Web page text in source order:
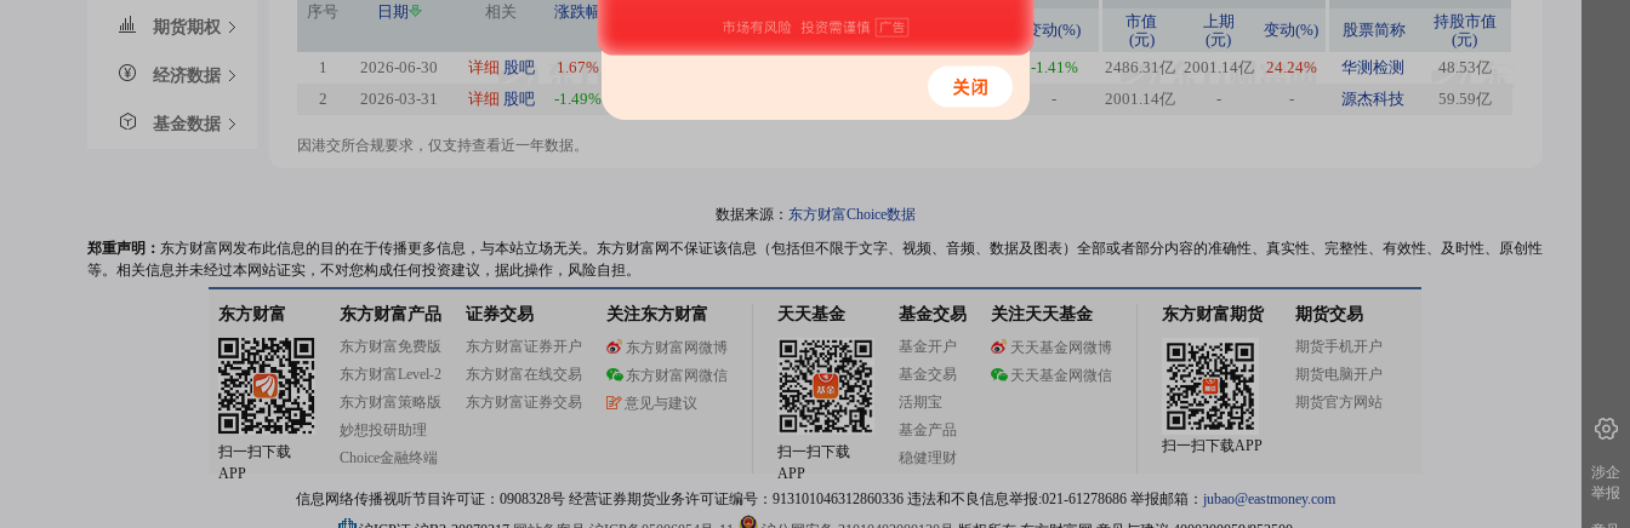
期货期权
经济数据
基金数据
序号 日期 相关 涨跌幅
上期(股) 变动(%) 本期(家) 变动(%)
市值
(元)
上期
(元)
变动(%) 股票简称
持股市值
(元)
1
2026-06-30 详细 股吧 1.67% 995 -1.41% 2486.31亿 2001.14亿 24.24% 华测检测
48.53亿
2
2026-03-31 详细 股吧 -1.49% - - 2001.14亿 - - 源杰科技 59.59亿
因港交所合规要求，仅支持查看近一年数据。
数据来源： 东方财富Choice数据
郑重声明： 东方财富网发布此信息的目的在于传播更多信息，与本站立场无关。东方财富网不保证该信息（包括但不限于文字、视频、音频、数据及图表）全部或者部分内容的准确性、真实性、完整性、有效性、及时性、原创性
等。相关信息并未经过本网站证实，不对您构成任何投资建议，据此操作，风险自担。
东方财富
扫一扫下载
APP
东方财富产品
东方财富免费版
东方财富Level-2
东方财富策略版
妙想投研助理
Choice金融终端
证券交易
东方财富证券开户
东方财富在线交易
东方财富证券交易
关注东方财富
东方财富网微博
东方财富网微信
意见与建议
天天基金
扫一扫下载
APP
基金交易
基金开户
基金交易
活期宝
基金产品
稳健理财
关注天天基金
天天基金网微博
天天基金网微信
东方财富期货
扫一扫下载APP
期货交易
期货手机开户
期货电脑开户
期货官方网站
信息网络传播视听节目许可证：0908328号 经营证券期货业务许可证编号：913101046312860336 违法和不良信息举报:021-61278686 举报邮箱： jubao@eastmoney.com
涉企
举报